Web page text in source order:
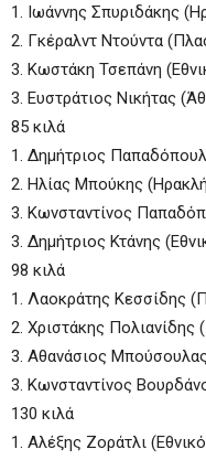
1. Ιωάννης Σπυριδάκης
2. Γκέραλντ Ντούντα
3. Κωστάκη Τσεπάνη
3. Ευστράτιος Νικήτας
85 κιλά
1. Δημήτριος
2. Ηλίας Μπούκης
3. Κωνσταντίνος
3. Δημήτριος Κτάνης
98 κιλά
1. Λαοκράτης Κεσσίδης
2. Χριστάκης Πολιανίδης
3. Αθανάσιος
3. Κωνσταντίνος
130 κιλά
1. Αλέξης Ζοράτλι